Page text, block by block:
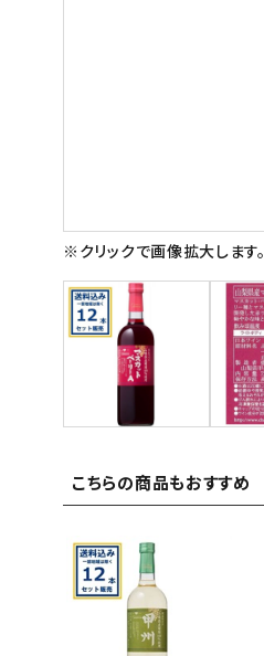
フードロス
ペット用品
SHOP GUIDE
特定商取引法表示について
利用規約
※クリックで画像拡大します。
こちらの商品もおすすめ